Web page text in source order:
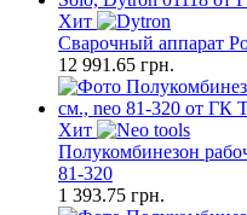
Хит
Сварочный аппарат
12 991.65 грн.
Хит
Полукомбинезон
81-320
1 393.75 грн.